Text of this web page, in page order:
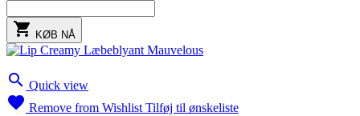
 KØB NÅ
 Quick view
 Remove from Wishlist Tilføj til ønskeliste